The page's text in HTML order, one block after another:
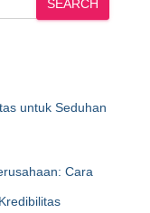
SEARCH
untuk Seduhan
Cara